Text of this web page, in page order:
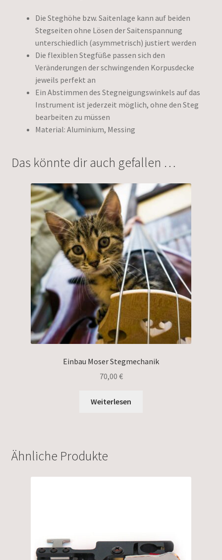
Die Steghöhe bzw. Saitenlage kann auf beiden
Stegseiten ohne Lösen der Saitenspannung
unterschiedlich (asymmetrisch) justiert werden
Die flexiblen Stegfüße passen sich den
Veränderungen der schwingenden Korpusdecke
jeweils perfekt an
Ein Abstimmen des Stegneigungswinkels auf das
Instrument ist jederzeit möglich, ohne den Steg
bearbeiten zu müssen
Material: Aluminium, Messing
Das könnte dir auch gefallen …
Einbau Moser Stegmechanik
70,00 €
Weiterlesen
Ähnliche Produkte